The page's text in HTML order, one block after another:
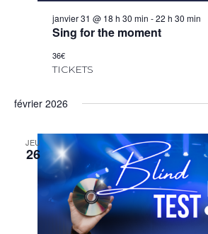
janvier 31 @ 18 h 30 min -22 h 30 min
Sing for the moment
36€
TICKETS
février 2026
JEU
26